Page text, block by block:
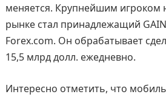
меняется. Крупнейшим игроком
рынке стал принадлежащий
Forex.com. Он обрабатывает
15,5 млрд долл. ежедневно.
Интересно отметить, что